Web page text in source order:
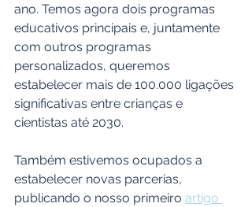
ano. Temos agora dois programas
educativos principais e, juntamente
com outros programas
personalizados, queremos
estabelecer mais de 100.000 ligações
significativas entre crianças e
cientistas até 2030.
Também estivemos ocupados a
estabelecer novas parcerias,
publicando o nosso primeiro artigo